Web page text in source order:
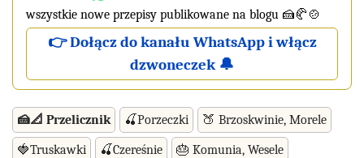
wszystkie nowe przepisy publikowane na blogu 🍰🥐🍲
👉 Dołącz do kanału WhatsApp i włącz
dzwoneczek 🔔
🍰📐 Przelicznik 🍒Porzeczki 🍑 Brzoskwinie, Morele
🍓Truskawki 🍒Czereśnie 🎂 Komunia, Wesele